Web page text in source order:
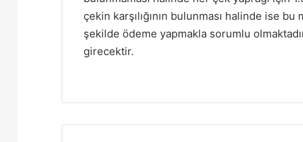
çekin karşılığının bulunması halinde ise
şekilde ödeme yapmakla sorumlu
girecektir.